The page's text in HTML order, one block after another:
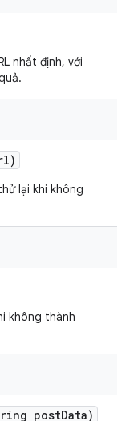
nhất định, với
lại khi không
không thành
postData)